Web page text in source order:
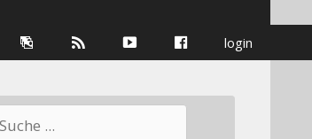
login
Facebook
youtube
Galerie